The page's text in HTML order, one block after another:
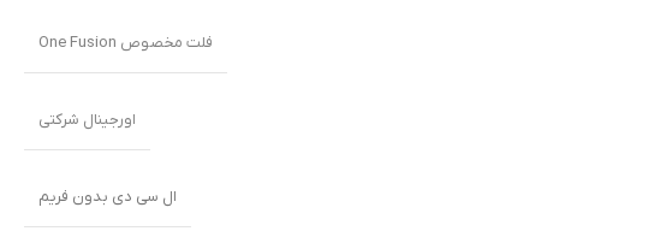
فلت مخصوص One Fusion
اورجینال شرکتی
ال سی دی بدون فریم